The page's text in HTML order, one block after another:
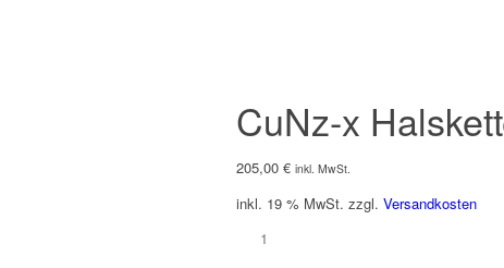
CuNz-x
205,00 € inkl. MwSt.
inkl. 19 % MwSt. zzgl. Versandkosten
CuNz-